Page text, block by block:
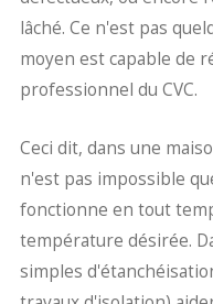
lâché. Ce n'est pas
moyen est capable de
professionnel du CVC.
Ceci dit, dans une
n'est pas impossible
fonctionne en tout
température désirée.
simples